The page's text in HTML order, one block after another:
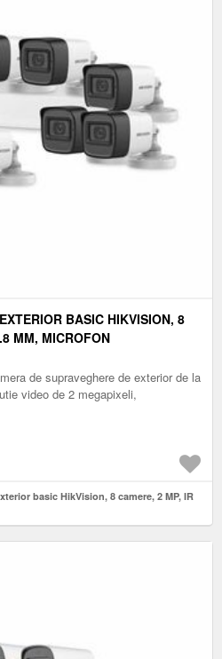
BASIC HIKVISION, 8
MM, MICROFON
de supraveghere de exterior de la
video de 2 megapixeli,
basic HikVision, 8 camere, 2 MP, IR